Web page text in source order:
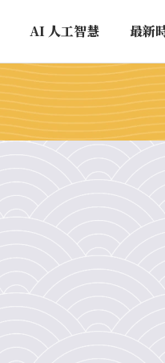
AI 人工智慧 最新